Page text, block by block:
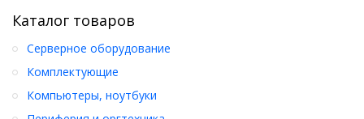
Каталог товаров
Серверное оборудование
Комплектующие
Компьютеры, ноутбуки